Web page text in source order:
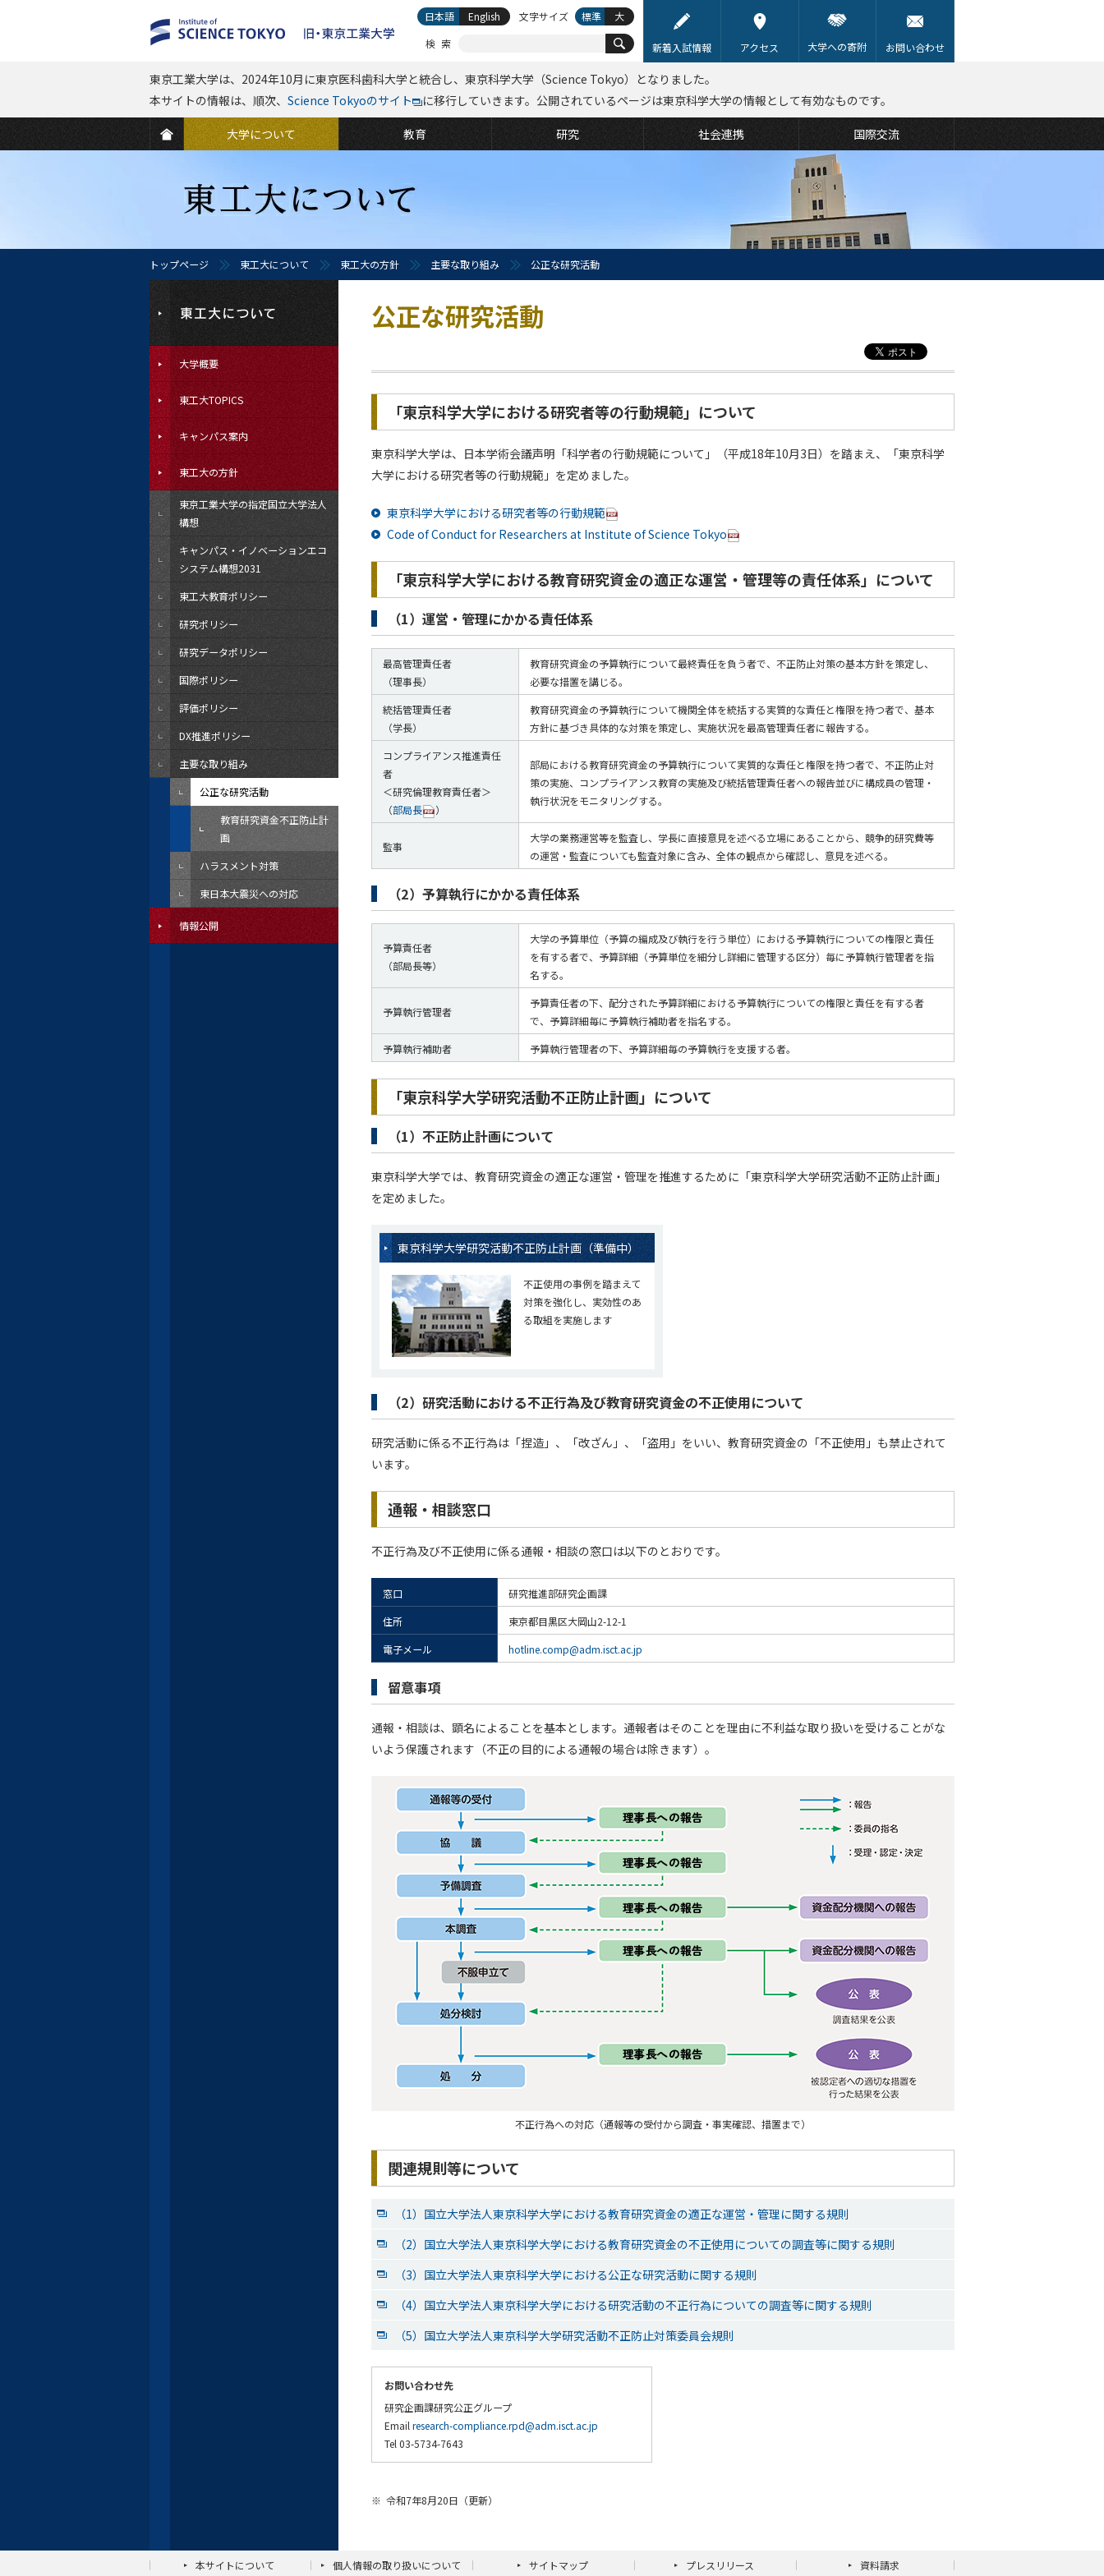
新着入試情報 アクセス 大学への寄附 お問い合わせ
大学について 教育 研究 社会連携 国際交流
東京工業大学は、2024年10月に東京医科歯科大学と統合し、東京科学大学（Science Tokyo）となりました。
本サイトの情報は、順次、 Science Tokyoのサイト に移行していきます。公開されているページは東京科学大学の情報として有効なものです。
検索
日本語 English 文字サイズ 標準 大
トップページ 東工大について 東工大の方針 主要な取り組み 公正な研究活動
公正な研究活動
「東京科学大学における研究者等の行動規範」について
東京科学大学は、日本学術会議声明「科学者の行動規範について」（平成18年10月3日）を踏まえ、「東京科学
大学における研究者等の行動規範」を定めました。
東京科学大学における研究者等の行動規範
Code of Conduct for Researchers at Institute of Science Tokyo
「東京科学大学における教育研究資金の適正な運営・管理等の責任体系」について
（1）運営・管理にかかる責任体系
最高管理責任者
（理事長）
教育研究資金の予算執行について最終責任を負う者で、不正防止対策の基本方針を策定し、
必要な措置を講じる。
統括管理責任者
（学長）
教育研究資金の予算執行について機関全体を統括する実質的な責任と権限を持つ者で、基本
方針に基づき具体的な対策を策定し、実施状況を最高管理責任者に報告する。
コンプライアンス推進責任
者
＜研究倫理教育責任者＞
（部局長 ）
部局における教育研究資金の予算執行について実質的な責任と権限を持つ者で、不正防止対
策の実施、コンプライアンス教育の実施及び統括管理責任者への報告並びに構成員の管理・
執行状況をモニタリングする。
監事
大学の業務運営等を監査し、学長に直接意見を述べる立場にあることから、競争的研究費等
の運営・監査についても監査対象に含み、全体の観点から確認し、意見を述べる。
（2）予算執行にかかる責任体系
予算責任者
（部局長等）
大学の予算単位（予算の編成及び執行を行う単位）における予算執行についての権限と責任
を有する者で、予算詳細（予算単位を細分し詳細に管理する区分）毎に予算執行管理者を指
名する。
予算執行管理者
予算責任者の下、配分された予算詳細における予算執行についての権限と責任を有する者
で、予算詳細毎に予算執行補助者を指名する。
予算執行補助者
予算執行管理者の下、予算詳細毎の予算執行を支援する者。
「東京科学大学研究活動不正防止計画」について
（1）不正防止計画について
東京科学大学では、教育研究資金の適正な運営・管理を推進するために「東京科学大学研究活動不正防止計画」
を定めました。
東京科学大学研究活動不正防止計画（準備中）
不正使用の事例を踏まえて
対策を強化し、実効性のあ
る取組を実施します
（2）研究活動における不正行為及び教育研究資金の不正使用について
研究活動に係る不正行為は「捏造」、「改ざん」、「盗用」をいい、教育研究資金の「不正使用」も禁止されて
います。
通報・相談窓口
不正行為及び不正使用に係る通報・相談の窓口は以下のとおりです。
窓口
研究推進部研究企画課
住所
東京都目黒区大岡山2-12-1
電子メール
hotline.comp@adm.isct.ac.jp
留意事項
通報・相談は、顕名によることを基本とします。通報者はそのことを理由に不利益な取り扱いを受けることがな
いよう保護されます（不正の目的による通報の場合は除きます）。
不正行為への対応（通報等の受付から調査・事実確認、措置まで）
関連規則等について
（1）国立大学法人東京科学大学における教育研究資金の適正な運営・管理に関する規則
（2）国立大学法人東京科学大学における教育研究資金の不正使用についての調査等に関する規則
（3）国立大学法人東京科学大学における公正な研究活動に関する規則
（4）国立大学法人東京科学大学における研究活動の不正行為についての調査等に関する規則
（5）国立大学法人東京科学大学研究活動不正防止対策委員会規則
お問い合わせ先
研究企画課研究公正グループ
Email research-compliance.rpd@adm.isct.ac.jp
Tel 03-5734-7643
※ 令和7年8月20日（更新）
大学概要
東工大TOPICS
キャンパス案内
東工大の方針
東京工業大学の指定国立大学法人
構想
キャンパス・イノベーションエコ
システム構想2031
東工大教育ポリシー
研究ポリシー
研究データポリシー
国際ポリシー
評価ポリシー
DX推進ポリシー
主要な取り組み
公正な研究活動
教育研究資金不正防止計
画
ハラスメント対策
東日本大震災への対応
情報公開
本サイトについて 個人情報の取り扱いについて サイトマップ プレスリリース 資料請求